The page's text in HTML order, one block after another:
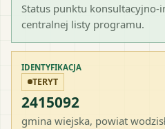
Status punktu konsultacyjno-
centralnej listy programu.
IDENTYFIKACJA
TERYT
2415092
gmina wiejska, powiat